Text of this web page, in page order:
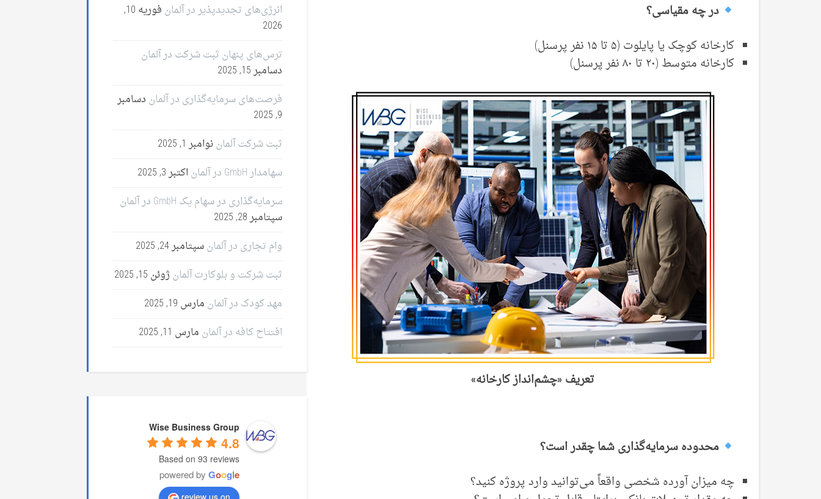
در چه مقیاسی؟
کارخانه کوچک یا پایلوت (۵ تا ۱۵ نفر پرسنل)
کارخانه متوسط (۲۰ تا ۸۰ نفر پرسنل)
تعریف «چشم‌انداز کارخانه»
محدوده سرمایه‌گذاری شما چقدر است؟
چه میزان آورده شخصی واقعاً می‌توانید وارد پروژه کنید؟
انرژی‌های تجدیدپذیر در آلمان
فوریه 10,
2026
ترس‌های پنهان ثبت شرکت در آلمان
دسامبر 15, 2025
فرصت‌های سرمایه‌گذاری در آلمان دسامبر
9, 2025
ثبت شرکت آلماننوامبر 1, 2025
سهامدار GmbH در آلمان
اکتبر 3, 2025
سرمایه‌گذاری در سهام یک GmbH در آلمان
سپتامبر 28, 2025
وام تجاری در آلمانسپتامبر 24, 2025
ثبت شرکت و بلوکارت آلمان ژوئن 15, 2025
مهد کودک در آلمان مارس 19, 2025
افتتاح کافه در آلمان مارس 11, 2025
Wise Business Group
4.8
Based on 93 reviews
powered by Google